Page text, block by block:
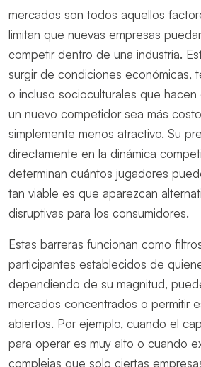
mercados son todos aquellos
limitan que nuevas empresas
competir dentro de una industria.
surgir de condiciones económicas,
o incluso socioculturales que
un nuevo competidor sea más
simplemente menos atractivo. Su
directamente en la dinámica
determinan cuántos jugadores
tan viable es que aparezcan
disruptivas para los consumidores.
Estas barreras funcionan como
participantes establecidos de
dependiendo de su magnitud,
mercados concentrados o permitir
abiertos. Por ejemplo, cuando el
para operar es muy alto o cuando
complejas que solo ciertas